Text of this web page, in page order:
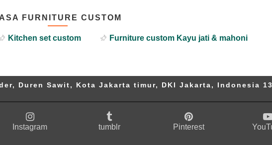
FURNITURE CUSTOM
Kitchen set custom Furniture custom Kayu jati & mahoni
Duren Sawit, Kota Jakarta timur, DKI Jakarta, Indonesia
Instagram tumblr Pinterest